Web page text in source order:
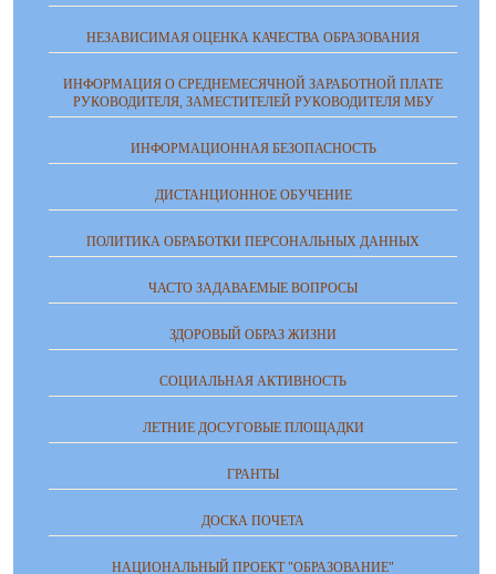
НЕЗАВИСИМАЯ ОЦЕНКА КАЧЕСТВА ОБРАЗОВАНИЯ
ИНФОРМАЦИЯ О СРЕДНЕМЕСЯЧНОЙ ЗАРАБОТНОЙ ПЛАТЕ
РУКОВОДИТЕЛЯ, ЗАМЕСТИТЕЛЕЙ РУКОВОДИТЕЛЯ МБУ
ИНФОРМАЦИОННАЯ БЕЗОПАСНОСТЬ
ДИСТАНЦИОННОЕ ОБУЧЕНИЕ
ПОЛИТИКА ОБРАБОТКИ ПЕРСОНАЛЬНЫХ ДАННЫХ
ЧАСТО ЗАДАВАЕМЫЕ ВОПРОСЫ
ЗДОРОВЫЙ ОБРАЗ ЖИЗНИ
СОЦИАЛЬНАЯ АКТИВНОСТЬ
ЛЕТНИЕ ДОСУГОВЫЕ ПЛОЩАДКИ
ГРАНТЫ
ДОСКА ПОЧЕТА
НАЦИОНАЛЬНЫЙ ПРОЕКТ "ОБРАЗОВАНИЕ"